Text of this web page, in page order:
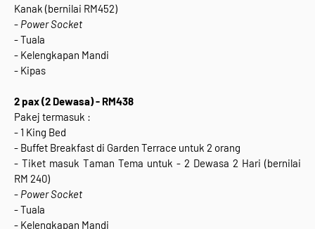
Kanak (bernilai RM452)
- Power Socket
- Tuala
- Kelengkapan Mandi
- Kipas
2 pax (2 Dewasa) - RM438
Pakej termasuk :
- 1 King Bed
- Buffet Breakfast di Garden Terrace untuk 2 orang
- Tiket masuk Taman Tema untuk - 2 Dewasa 2 Hari (bernilai
RM 240)
- Power Socket
- Tuala
- Kelengkapan Mandi